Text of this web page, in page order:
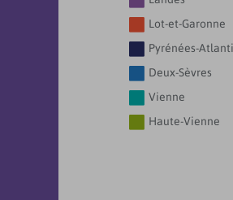
Lot-et-Garonne
Pyrénées-
Deux-Sèvres
Vienne
Haute-Vienne